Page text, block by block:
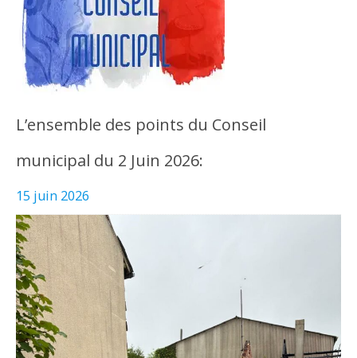
L’ensemble des points du Conseil
municipal du 2 Juin 2026:
15 juin 2026